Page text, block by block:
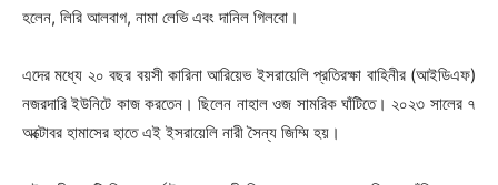
হলেন, লিরি আলবাগ, নামা লেভি এবং দানিল গিলবো।
এদের মধ্যে ২০ বছর বয়সী কারিনা আরিয়েভ ইসরায়েলি প্রতিরক্ষা বাহিনীর (আইডিএফ)
নজরদারি ইউনিটে কাজ করতেন। ছিলেন নাহাল ওজ সামরিক ঘাঁটিতে। ২০২৩ সালের ৭
অক্টোবর হামাসের হাতে এই ইসরায়েলি নারী সৈন্য জিম্মি হয়।